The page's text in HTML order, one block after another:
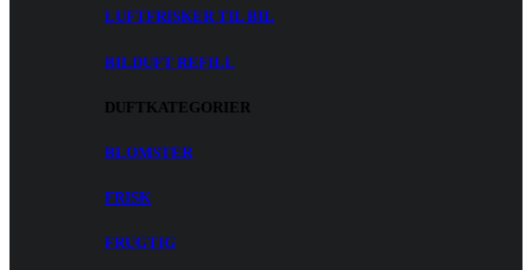
LUFTFRISKER TIL BIL
BILDUFT REFILL
DUFTKATEGORIER
BLOMSTER
FRISK
FRUGTIG